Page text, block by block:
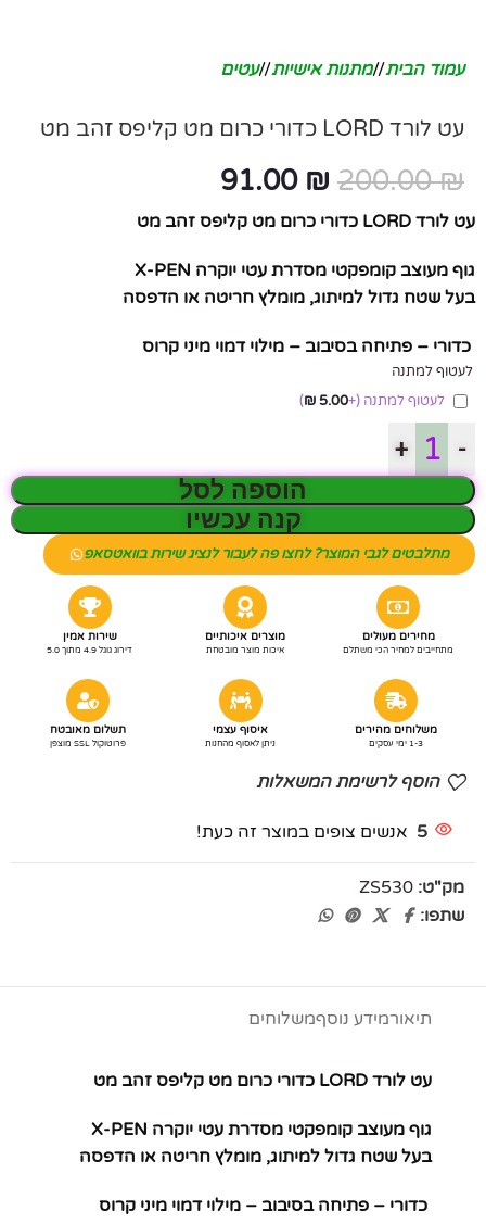
עמוד הבית/ מתנות אישיות/ עטים
עט לורד LORD כדורי כרום מט קליפס זהב מט
200.00₪
91.00 ₪
עט לורד LORD כדורי כרום מט קליפס זהב מט
גוף מעוצב קומפקטי מסדרת עטי יוקרה X-PEN
בעל שטח גדול למיתוג, מומלץ חריטה או הדפסה
כדורי – פתיחה בסיבוב – מילוי דמוי מיני קרוס
לעטוף למתנה
לעטוף למתנה (+
5.00
₪
)
-
+
הוספה לסל
קנה עכשיו
מתלבטים לגבי המוצר? לחצו פה לעבור לנציג שירות בוואטסאפ
מחירים מעולים
מתחייבים למחיר הכי משתלם
מוצרים איכותיים
איכות מוצר מובטחת
שירות אמין
דירוג גוגל 4.9 מתוך 5.0
משלוחים מהירים
1-3 ימי עסקים
איסוף עצמי
ניתן לאסוף מהחנות
תשלום מאובטח
פרוטוקול SSL מוצפן
הוסף לרשימת המשאלות
5 אנשים צופים במוצר זה כעת!
מק"ט: ZS530
שתפו:
תיאורמידע נוסףמשלוחים
עט לורד LORD כדורי כרום מט קליפס זהב מט
גוף מעוצב קומפקטי מסדרת עטי יוקרה X-PEN
בעל שטח גדול למיתוג, מומלץ חריטה או הדפסה
כדורי – פתיחה בסיבוב – מילוי דמוי מיני קרוס